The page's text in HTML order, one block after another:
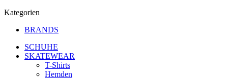
Kategorien
BRANDS
SCHUHE
SKATEWEAR
T-Shirts
Hemden